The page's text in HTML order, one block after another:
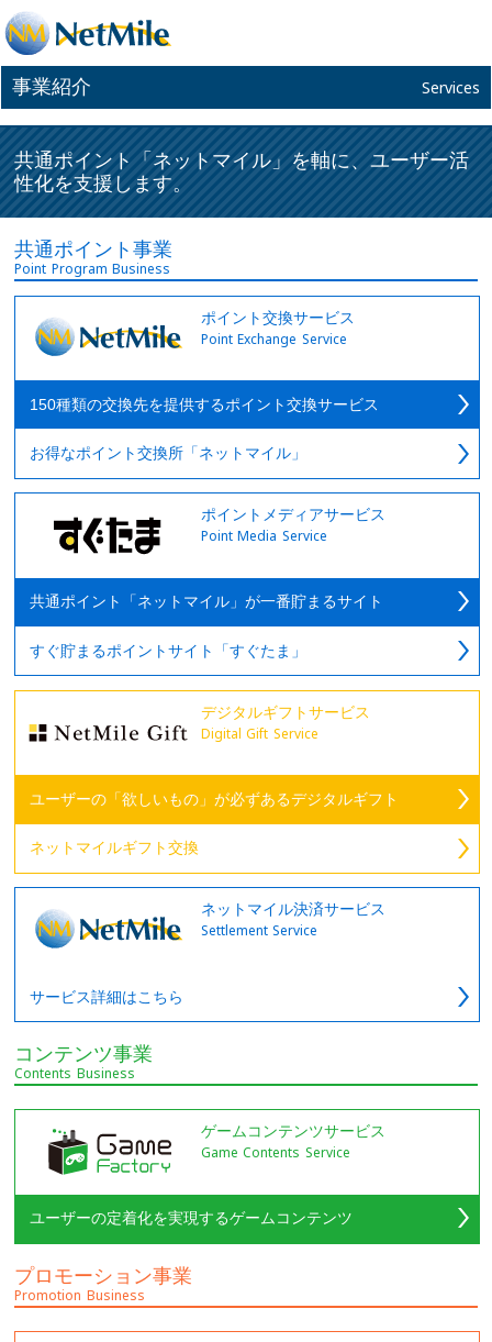
事業紹介 Services
共通ポイント「ネットマイル」を軸に、ユーザー活
性化を支援します。
共通ポイント事業
Point Program Business
ポイント交換サービス
Point Exchange Service
150種類の交換先を提供するポイント交換サービス
お得なポイント交換所「ネットマイル」
ポイントメディアサービス
Point Media Service
共通ポイント「ネットマイル」が一番貯まるサイト
すぐ貯まるポイントサイト「すぐたま」
デジタルギフトサービス
Digital Gift Service
ユーザーの「欲しいもの」が必ずあるデジタルギフト
ネットマイルギフト交換
ネットマイル決済サービス
Settlement Service
サービス詳細はこちら
コンテンツ事業
Contents Business
ゲームコンテンツサービス
Game Contents Service
ユーザーの定着化を実現するゲームコンテンツ
プロモーション事業
Promotion Business